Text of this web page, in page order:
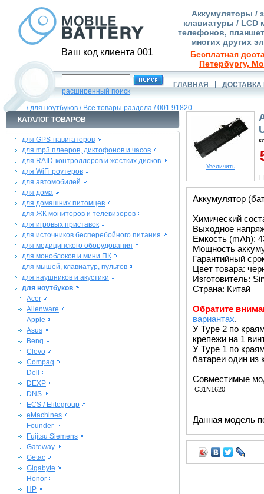
Ваш код клиента 001
Аккумуляторы /
клавиатуры / LCD
телефонов,
многих других
Бесплатная
Петербургу,
расширенный поиск
ГЛАВНАЯ ДОСТАВКА
/для ноутбуков / Все товары раздела /001.91820
КАТАЛОГ ТОВАРОВ
для GPS-навигаторов
для mp3 плееров, диктофонов и часов
для RAID-контроллеров и жестких дисков
для WiFi роутеров
для автомобилей
для дома
для домашних питомцев
для ЖК мониторов и телевизоров
для игровых приставок
для источников бесперебойного питания
для медицинского оборудования
для моноблоков и мини ПК
для мышей, клавиатур, пультов
для наушников и акустики
для ноутбуков
Acer
Alienware
Apple
Asus
Benq
Clevo
Compaq
Dell
DEXP
DNS
ECS / Elitegroup
eMachines
Founder
Fujitsu Siemens
Gateway
Getac
Gigabyte
Honor
HP
Увеличить
Аккумулятор
Химический
Выходное
Емкость (mAh):
Мощность
Гарантийный
Цвет товара:
Изготовитель:
Страна: Китай
Обратите
вариантах.
У Type 2 по
крепежи на 1
У Type 1 по
батареи один из
Совместимые
C31N1620
Данная модель